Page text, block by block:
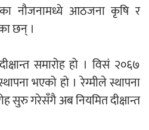
नियुक्ति बदरबारे अन्तरिम
गर्न असार ६ मा पेसी
भएका नौजनामध्ये आठजना कृषि र
छन् ।
समारोह हो । विसं २०६७
भएको हो । रेग्मीले स्थापना
सुरु गरेसँगै अब नियमित दीक्षान्त